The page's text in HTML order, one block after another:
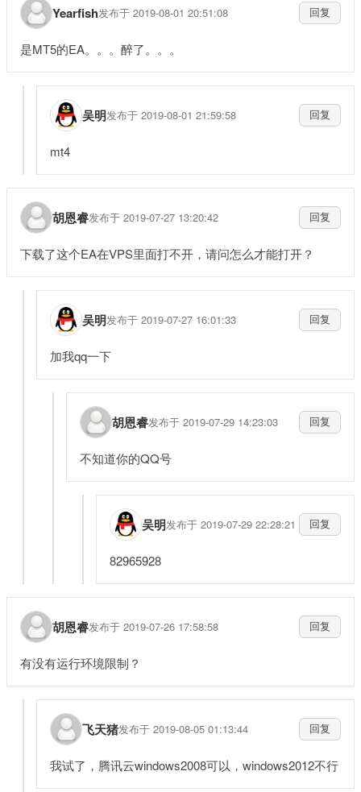
Yearfish发布于 2019-08-01 20:51:08 回复
是MT5的EA。。。醉了。。。
吴明发布于 2019-08-01 21:59:58 回复
mt4
胡恩睿发布于 2019-07-27 13:20:42 回复
下载了这个EA在VPS里面打不开，请问怎么才能打开？
吴明发布于 2019-07-27 16:01:33 回复
加我qq一下
胡恩睿发布于 2019-07-29 14:23:03 回复
不知道你的QQ号
吴明发布于 2019-07-29 22:28:21 回复
82965928
胡恩睿发布于 2019-07-26 17:58:58 回复
有没有运行环境限制？
飞天猪发布于 2019-08-05 01:13:44 回复
我试了，腾讯云windows2008可以，windows2012不行